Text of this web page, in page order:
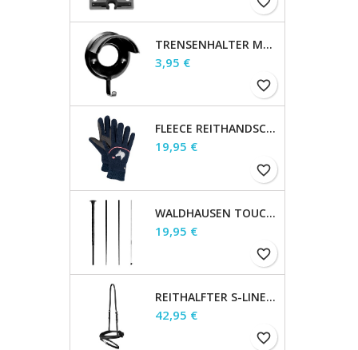
TRENSENHALTER METALL, SCHWARZ
Preis
3,95 €
favorite_border
FLEECE REITHANDSCHUH LUCKY GISELLE, KIDS
Preis
19,95 €
favorite_border
WALDHAUSEN TOUCHIERGERTE, SCHWARZ, 160 CM
Preis
19,95 €
favorite_border
REITHALFTER S-LINE ENGL.KOMB., BRAUN, WB
Preis
42,95 €
favorite_border